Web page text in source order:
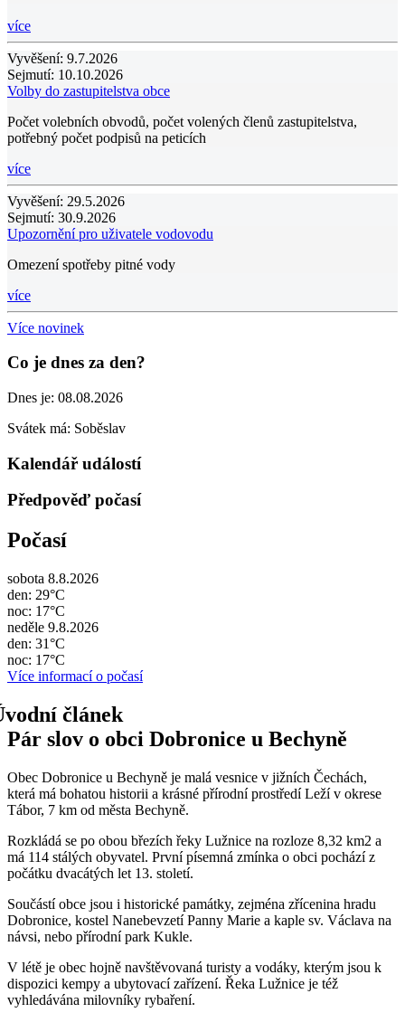
více
Vyvěšení: 9.7.2026
Sejmutí: 10.10.2026
Volby do zastupitelstva obce
Počet volebních obvodů, počet volených členů zastupitelstva,
potřebný počet podpisů na peticích
více
Vyvěšení: 29.5.2026
Sejmutí: 30.9.2026
Upozornění pro uživatele vodovodu
Omezení spotřeby pitné vody
více
Více novinek
Co je dnes za den?
Dnes je: 08.08.2026
Svátek má: Soběslav
Kalendář událostí
Předpověď počasí
Počasí
sobota 8.8.2026
den: 29°C
noc: 17°C
neděle 9.8.2026
den: 31°C
noc: 17°C
Více informací o počasí
Pár slov o obci Dobronice u Bechyně
Obec Dobronice u Bechyně je malá vesnice v jižních Čechách,
která má bohatou historii a krásné přírodní prostředí Leží v okrese
Tábor, 7 km od města Bechyně.
Rozkládá se po obou březích řeky Lužnice na rozloze 8,32 km2 a
má 114 stálých obyvatel. První písemná zmínka o obci pochází z
počátku dvacátých let 13. století.
Součástí obce jsou i historické památky, zejména zřícenina hradu
Dobronice, kostel Nanebevzetí Panny Marie a kaple sv. Václava na
návsi, nebo přírodní park Kukle.
V létě je obec hojně navštěvovaná turisty a vodáky, kterým jsou k
dispozici kempy a ubytovací zařízení. Řeka Lužnice je též
vyhledávána milovníky rybaření.